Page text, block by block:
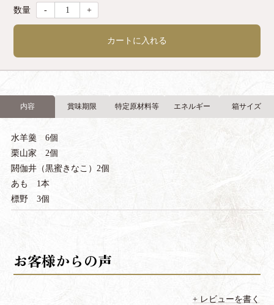
- +
カートに入れる
内容 賞味期限 特定原材料等 エネルギー 箱サイズ
水羊羹 6個
栗山家 2個
閼伽井（黒蜜きなこ）2個
あも 1本
標野 3個
レビューを書く